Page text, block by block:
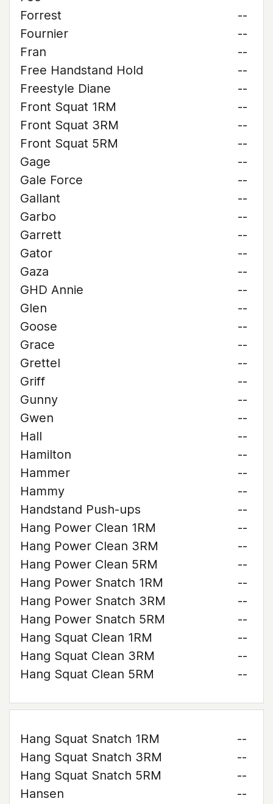
Forrest
--
Fournier
--
Fran
--
Free Handstand Hold
--
Freestyle Diane
--
Front Squat 1RM
--
Front Squat 3RM
--
Front Squat 5RM
--
Gage
--
Gale Force
--
Gallant
--
Garbo
--
Garrett
--
Gator
--
Gaza
--
GHD Annie
--
Glen
--
Goose
--
Grace
--
Grettel
--
Griff
--
Gunny
--
Gwen
--
Hall
--
Hamilton
--
Hammer
--
Hammy
--
Handstand Push-ups
--
Hang Power Clean 1RM
--
Hang Power Clean 3RM
--
Hang Power Clean 5RM
--
Hang Power Snatch 1RM
--
Hang Power Snatch 3RM
--
Hang Power Snatch 5RM
--
Hang Squat Clean 1RM
--
Hang Squat Clean 3RM
--
Hang Squat Clean 5RM
--
Hang Squat Snatch 1RM
--
Hang Squat Snatch 3RM
--
Hang Squat Snatch 5RM
--
Hansen
--